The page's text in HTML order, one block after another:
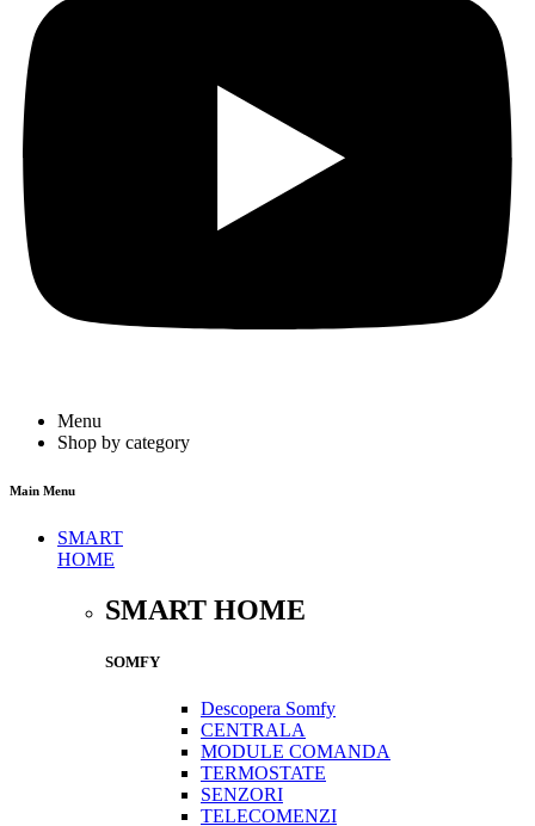
Menu
Shop by category
Main Menu
SMART
HOME
SMART HOME
SOMFY
Descopera Somfy
CENTRALA
MODULE COMANDA
TERMOSTATE
SENZORI
TELECOMENZI